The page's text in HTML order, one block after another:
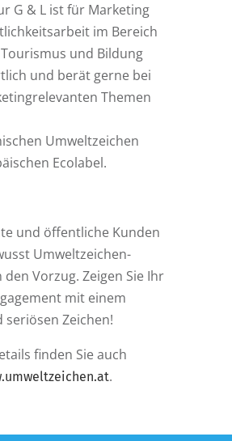
G & L ist für Marketing
im Bereich
und Bildung
und berät gerne bei
Themen
Umweltzeichen
Ecolabel.
und öffentliche Kunden
Umweltzeichen-
Vorzug. Zeigen Sie Ihr
mit einem
seriösen Zeichen!
finden Sie auch
.